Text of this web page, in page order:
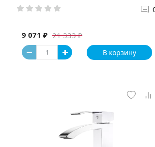
21 333 ₽
9 071 ₽
В корзину